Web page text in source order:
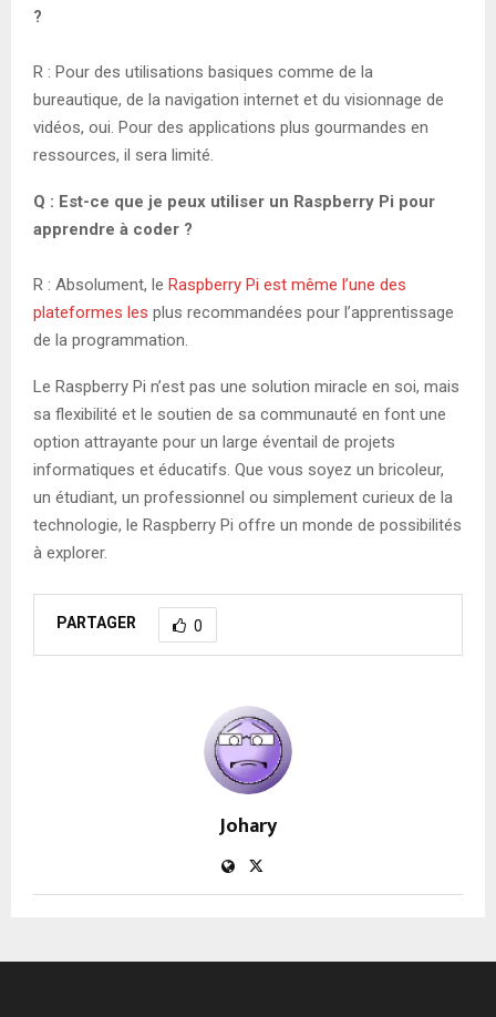
?
R : Pour des utilisations basiques comme de la
bureautique, de la navigation internet et du visionnage de
vidéos, oui. Pour des applications plus gourmandes en
ressources, il sera limité.
Q : Est-ce que je peux utiliser un Raspberry Pi pour
apprendre à coder ?
R : Absolument, le Raspberry Pi est même l’une des
plateformes les plus recommandées pour l’apprentissage
de la programmation.
Le Raspberry Pi n’est pas une solution miracle en soi, mais
sa flexibilité et le soutien de sa communauté en font une
option attrayante pour un large éventail de projets
informatiques et éducatifs. Que vous soyez un bricoleur,
un étudiant, un professionnel ou simplement curieux de la
technologie, le Raspberry Pi offre un monde de possibilités
à explorer.
PARTAGER 0
Johary